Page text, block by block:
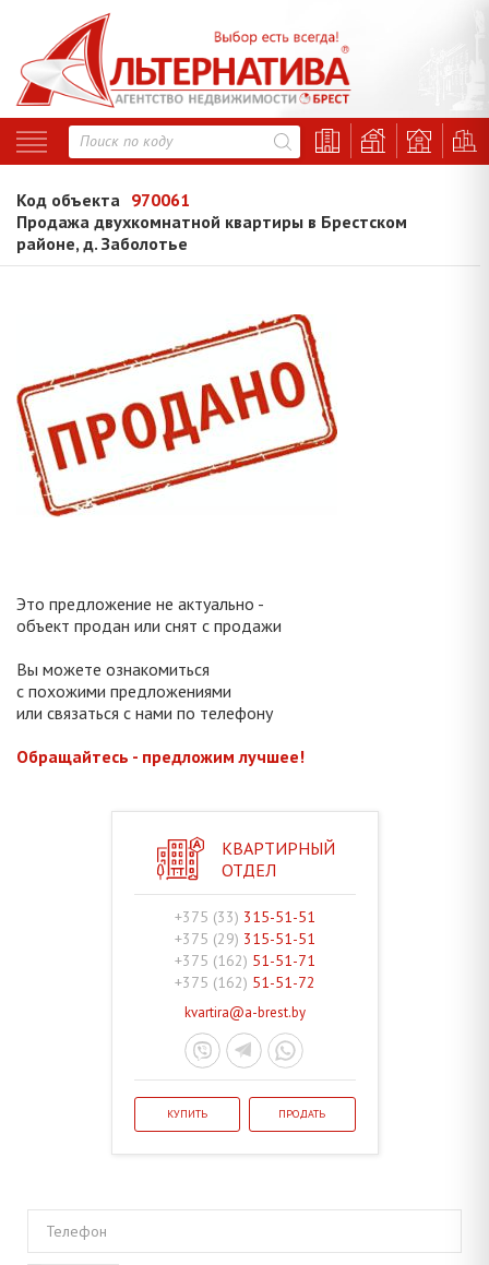
Код объекта 970061
Продажа двухкомнатной квартиры в Брестском
районе, д. Заболотье
Это предложение не актуально -
объект продан или снят с продажи
Вы можете ознакомиться
с похожими предложениями
или связаться с нами по телефону
Обращайтесь - предложим лучшее!
КВАРТИРНЫЙ
ОТДЕЛ
+375 (33) 315-51-51
+375 (29) 315-51-51
+375 (162) 51-51-71
+375 (162) 51-51-72
kvartira@a-brest.by
КУПИТЬ ПРОДАТЬ
Телефон